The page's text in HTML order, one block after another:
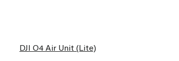
DJI O4 Air Unit (Lite)